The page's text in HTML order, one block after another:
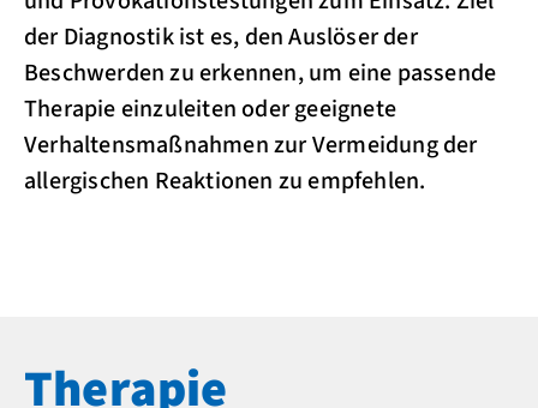
der Diagnostik ist es, den Auslöser der
Beschwerden zu erkennen, um eine passende
Therapie einzuleiten oder geeignete
Verhaltensmaßnahmen zur Vermeidung der
allergischen Reaktionen zu empfehlen.
Therapie